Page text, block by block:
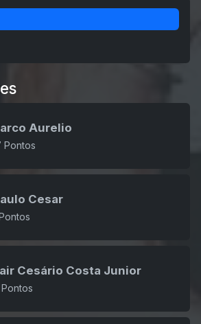
Aurelio
Pontos
Cesar
Cesário Costa Junior